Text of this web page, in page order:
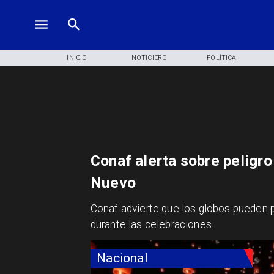
INICIO NOTICIERO POLÍTICA
Nacional
Conaf alerta sobre
Nuevo
Conaf advierte que los globos
durante las celebraciones.